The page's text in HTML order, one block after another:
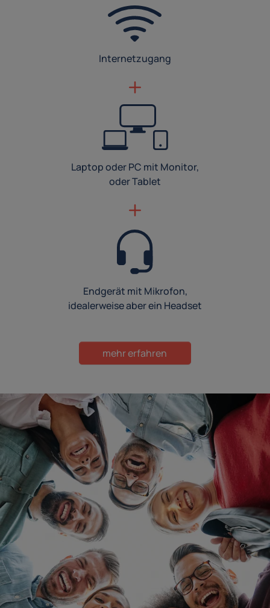
Internetzugang
Laptop oder PC mit Monitor,
oder Tablet
Endgerät mit Mikrofon,
idealerweise aber ein Headset
mehr erfahren